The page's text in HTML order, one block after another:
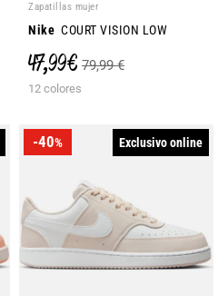
Zapatillas mujer
Nike COURT VISION LOW
47,99 € 79,99 €
12 colores
-40% Exclusivo online